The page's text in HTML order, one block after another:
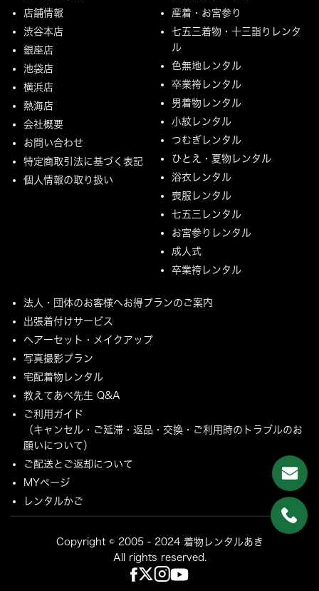
店舗情報
渋谷本店
銀座店
池袋店
横浜店
熱海店
会社概要
お問い合わせ
特定商取引法に基づく表記
個人情報の取り扱い
産着・お宮参り
七五三着物・十三詣りレンタ
ル
色無地レンタル
卒業袴レンタル
男着物レンタル
小紋レンタル
つむぎレンタル
ひとえ・夏物レンタル
浴衣レンタル
喪服レンタル
七五三レンタル
お宮参りレンタル
成人式
卒業袴レンタル
法人・団体のお客様へお得プランのご案内
出張着付けサービス
ヘアーセット・メイクアップ
写真撮影プラン
宅配着物レンタル
教えてあべ先生 Q&A
ご利用ガイド
（キャンセル・ご延滞・返品・交換・ご利用時のトラブルのお
願いについて）
ご配送とご返却について
MYページ
レンタルかご
Copyright © 2005 - 2024 着物レンタルあき
All rights reserved.